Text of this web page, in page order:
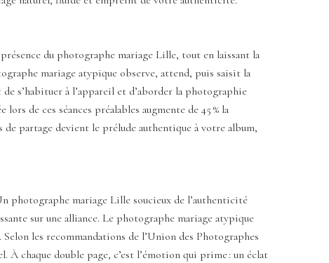
du photographe mariage Lille, tout en laissant la
mariage atypique observe, attend, puis saisit la
s’habituer à l’appareil et d’aborder la photographie
de ces séances préalables augmente de 45 % la
partage devient le prélude authentique à votre album,
photographe mariage Lille soucieux de l’authenticité
sur une alliance. Le photographe mariage atypique
les recommandations de l’Union des Photographes
À chaque double page, c’est l’émotion qui prime : un éclat